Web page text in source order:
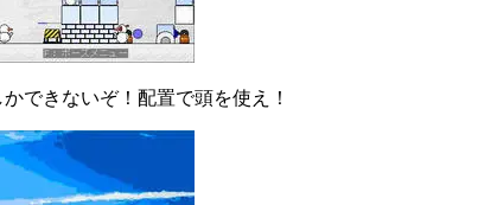
できないぞ！配置で頭を使え！